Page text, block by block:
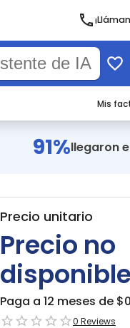
Mis
91%llegaron
Precio unitario
Precio no
disponible
Paga a 12 meses de $
0 Reviews